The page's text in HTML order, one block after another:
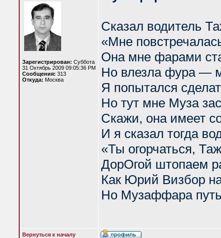
Зарегистрирован: Суббота
31 Октябрь 2009 09:05:36 PM
Сообщения: 313
Откуда: Москва
Сказал водитель
«Мне
Она мне фарами
Но влезла фура —
Я попытался
Но тут мне Муза
Скажи, она имеет
И я сказал тогда
«Ты огорчаться,
ДорОгой штопаем
Как Юрий Визбор
Но Музаффара
Вернуться к началу